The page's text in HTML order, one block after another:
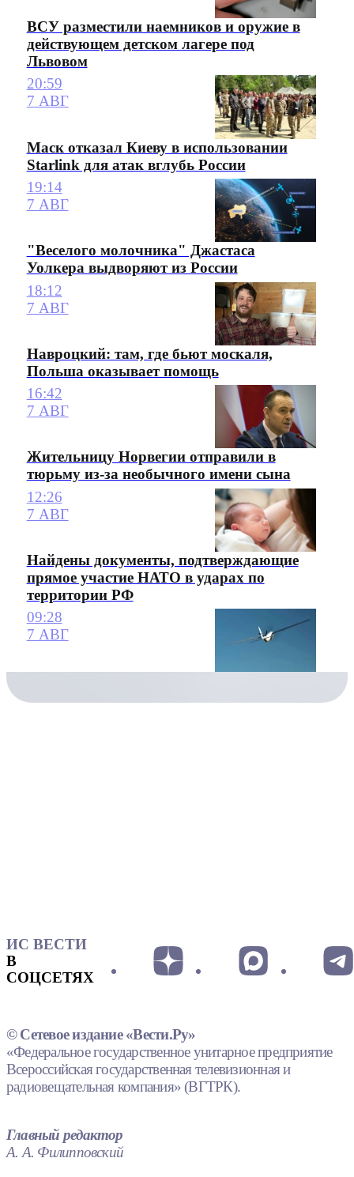
ВСУ разместили наемников и оружие в
действующем детском лагере под
Львовом
20:59
7 АВГ
Маск отказал Киеву в использовании
Starlink для атак вглубь России
19:14
7 АВГ
"Веселого молочника" Джастаса
Уолкера выдворяют из России
18:12
7 АВГ
Навроцкий: там, где бьют москаля,
Польша оказывает помощь
16:42
7 АВГ
Жительницу Норвегии отправили в
тюрьму из-за необычного имени сына
12:26
7 АВГ
Найдены документы, подтверждающие
прямое участие НАТО в ударах по
территории РФ
09:28
7 АВГ
ИС ВЕСТИ
В
СОЦСЕТЯХ
© Сетевое издание «Вести.Ру»
«Федеральное государственное унитарное предприятие
Всероссийская государственная телевизионная и
радиовещательная компания» (ВГТРК).
Главный редактор
А. А. Филипповский